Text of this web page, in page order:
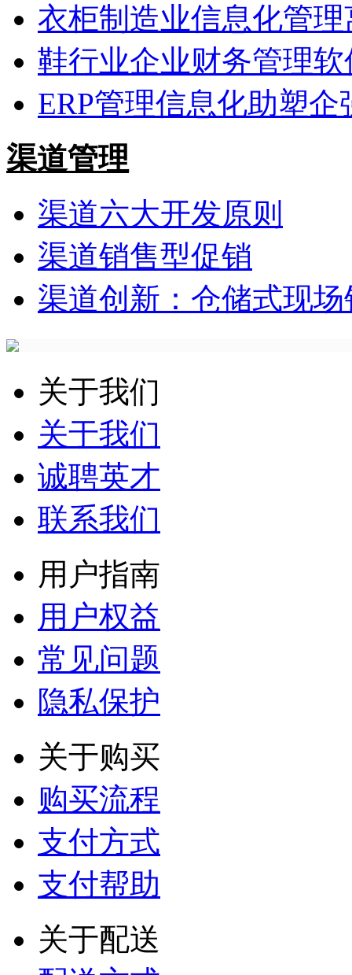
衣柜制造业信息化管
鞋行业企业财务管理软
ERP管理信息化助塑企
渠道管理
渠道六大开发原则
渠道销售型促销
渠道创新：仓储式现场
关于我们
关于我们
诚聘英才
联系我们
用户指南
用户权益
常见问题
隐私保护
关于购买
购买流程
支付方式
支付帮助
关于配送